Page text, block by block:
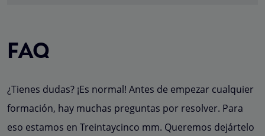
FAQ
¿Tienes dudas? ¡Es normal! Antes de empezar cualquier
formación, hay muchas preguntas por resolver. Para
eso estamos en Treintaycinco mm. Queremos dejártelo